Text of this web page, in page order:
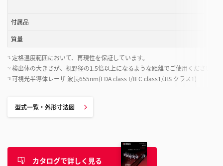
付属品
質量
*1 定格温度範囲において、再現性を保証しています。
*2 検出体の大きさが、視野径の1.5倍以上になるような距離でご使用ください。
*3 可視光半導体レーザ 波長655nm(FDA class I/IEC class1/JIS クラス1)
型式一覧・外形寸法図
カタログで詳しく見る